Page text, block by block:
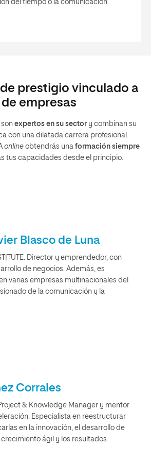
del tiempo o la comunicación
prestigio vinculado a
empresas
son expertos en su sector y combinan su
con una dilatada carrera profesional.
online obtendrás una formación siempre
tus capacidades desde el principio.
Blasco de Luna
Director y emprendedor, con
de negocios. Además, es
varias empresas multinacionales del
de la comunicación y la
Corrales
& Knowledge Manager y mentor
Especialista en reestructurar
en la innovación, el desarrollo de
ágil y los resultados.